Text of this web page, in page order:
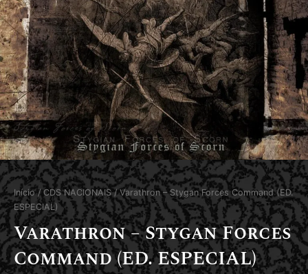
Início/CDS NACIONAIS/ Varathron – Stygan Forces Command (ED.
ESPECIAL)
Varathron – Stygan Forces
Command (ED. ESPECIAL)